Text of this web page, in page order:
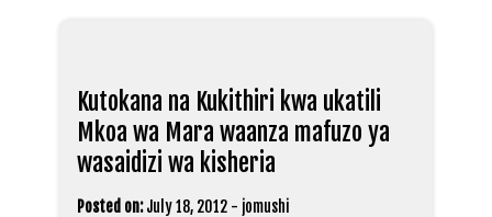
Kutokana na Kukithiri kwa ukatili
Mkoa wa Mara waanza mafuzo ya
wasaidizi wa kisheria
Posted on: July 18, 2012 - jomushi